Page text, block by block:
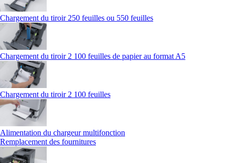
Chargement du tiroir 250 feuilles ou 550 feuilles
Chargement du tiroir 2 100 feuilles de papier au format A5
Chargement du tiroir 2 100 feuilles
Alimentation du chargeur multifonction
Remplacement des fournitures